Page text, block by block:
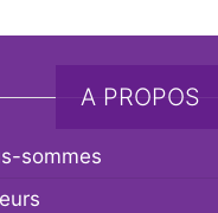
A PROPOS
sommes